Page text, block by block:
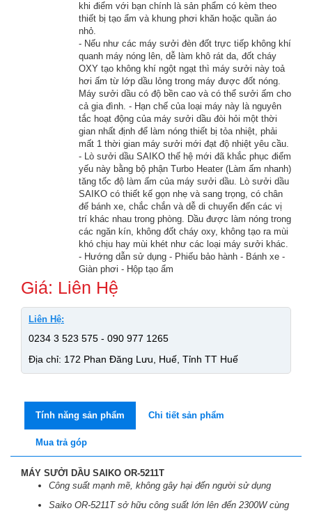
khi điểm với bạn chính là sản phẩm có kèm theo
thiết bị tạo ẩm và khung phơi khăn hoặc quần áo
nhỏ.
- Nếu như các máy sưởi đèn đốt trực tiếp không khí
quanh máy nóng lên, dễ làm khô rát da, đốt cháy
OXY tạo không khí ngột ngạt thì máy sưởi này toả
hơi ấm từ lớp dầu lỏng trong máy được đốt nóng.
Máy sưởi dầu có độ bền cao và có thể sưởi ấm cho
cả gia đình. - Hạn chế của loại máy này là nguyên
tắc hoạt động của máy sưởi dầu đòi hỏi một thời
gian nhất định để làm nóng thiết bị tỏa nhiệt, phải
mất 1 thời gian máy sưởi mới đạt độ nhiệt yêu cầu.
- Lò sưởi dầu SAIKO thế hệ mới đã khắc phục điểm
yếu này bằng bộ phận Turbo Heater (Làm ấm nhanh)
tăng tốc độ làm ấm của máy sưởi dầu. Lò sưởi dầu
SAIKO có thiết kế gọn nhẹ và sang trọng, có chân
đế bánh xe, chắc chắn và dễ di chuyển đến các vị
trí khác nhau trong phòng. Dầu được làm nóng trong
các ngăn kín, không đốt cháy oxy, không tạo ra mùi
khó chịu hay mùi khét như các loại máy sưởi khác.
- Hướng dẫn sử dụng - Phiếu bảo hành - Bánh xe -
Giàn phơi - Hộp tạo ẩm
Giá: Liên Hệ
Liên Hệ:
0234 3 523 575 - 090 977 1265
Địa chỉ: 172 Phan Đăng Lưu, Huế, Tỉnh TT Huế
Tính năng sản phẩm Chi tiết sản phẩm
Mua trả góp
MÁY SƯỞI DẦU SAIKO OR-5211T
Công suất mạnh mẽ, không gây hại đến người sử dụng
Saiko OR-5211T sở hữu công suất lớn lên đến 2300W cùng